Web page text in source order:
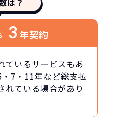
3 年契約
ているサービスもあ
7・11年など総支払
れている場合があり